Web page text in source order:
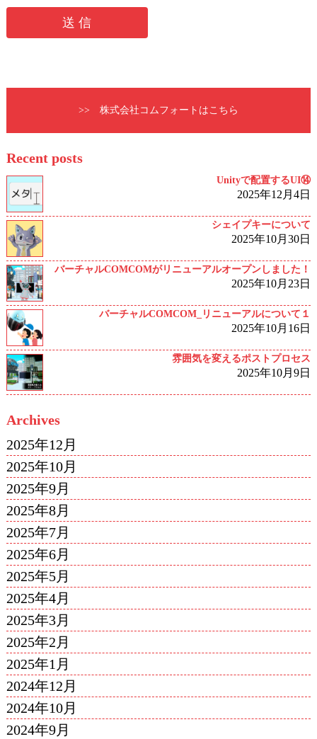
>> 株式会社コムフォートはこちら
Recent posts
Unityで配置するUI⑭
2025年12月4日
シェイプキーについて
2025年10月30日
バーチャルCOMCOMがリニューアルオープンしました！
2025年10月23日
バーチャルCOMCOM_リニューアルについて１
2025年10月16日
雰囲気を変えるポストプロセス
2025年10月9日
Archives
2025年12月
2025年10月
2025年9月
2025年8月
2025年7月
2025年6月
2025年5月
2025年4月
2025年3月
2025年2月
2025年1月
2024年12月
2024年10月
2024年9月